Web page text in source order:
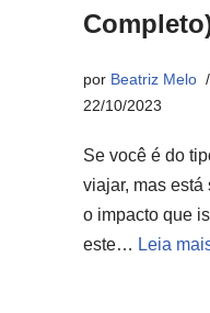
por Beatriz Melo
22/10/2023
Se você é do
viajar, mas está
o impacto que
este… Leia